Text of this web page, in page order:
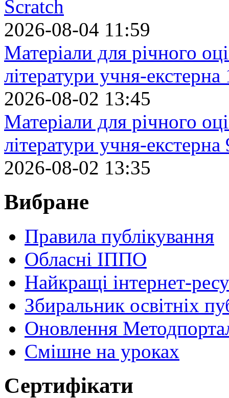
Scratch
2026-08-04 11:59
Матеріали для річного
літератури учня-екстерна
2026-08-02 13:45
Матеріали для річного
літератури учня-екстерна
2026-08-02 13:35
Вибране
Правила публікування
Обласні ІППО
Найкращі інтернет-
Збиральник освітніх
Оновлення
Cмішне на уроках
Сертифікати